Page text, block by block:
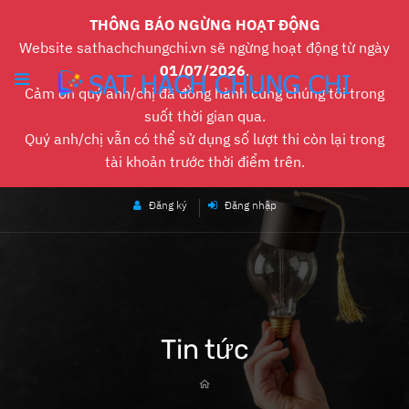
THÔNG BÁO NGỪNG HOẠT ĐỘNG
Website sathachchungchi.vn sẽ ngừng hoạt động từ ngày
01/07/2026.
Cảm ơn quý anh/chị đã đồng hành cùng chúng tôi trong
suốt thời gian qua.
Quý anh/chị vẫn có thể sử dụng số lượt thi còn lại trong
tài khoản trước thời điểm trên.
Đăng ký Đăng nhập
Tin tức